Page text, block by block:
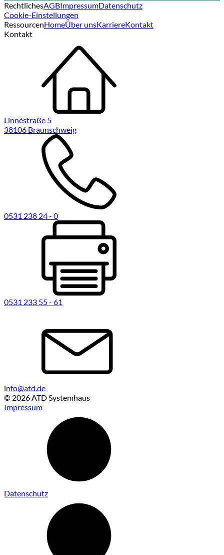
RechtlichesAGBImpressumDatenschutz
Cookie-Einstellungen
RessourcenHomeÜber unsKarriereKontakt
Kontakt
Linnéstraße 5
38106 Braunschweig
0531 238 24 - 0
0531 233 55 - 61
info@atd.de
© 2026 ATD Systemhaus
Impressum
Datenschutz